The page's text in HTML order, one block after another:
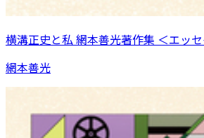
横溝正史と私 網本善光著作集 ＜エッ
網本善光